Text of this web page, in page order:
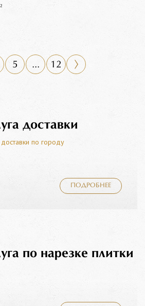
5 ... 12
доставки
доставки по городу
ПОДРОБНЕЕ
по нарезке плитки